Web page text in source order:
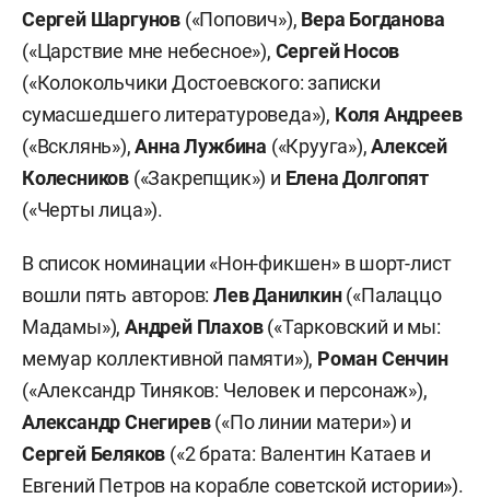
Сергей Шаргунов («Попович»), Вера Богданова
(«Царствие мне небесное»), Сергей Носов
(«Колокольчики Достоевского: записки
сумасшедшего литературоведа»), Коля Андреев
(«Всклянь»),Анна Лужбина («Крууга»),Алексей
Колесников («Закрепщик») и Елена Долгопят
(«Черты лица»).
В список номинации «Нон-фикшен» в шорт-лист
вошли пять авторов:Лев Данилкин(«Палаццо
Мадамы»),Андрей Плахов(«Тарковский и мы:
мемуар коллективной памяти»), Роман Сенчин
(«Александр Тиняков: Человек и персонаж»),
Александр Снегирев(«По линии матери») и
Сергей Беляков («2 брата: Валентин Катаев и
Евгений Петров на корабле советской истории»).